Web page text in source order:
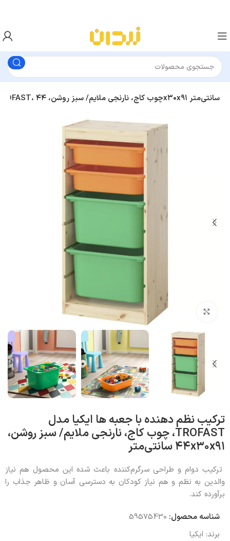
ترکیب نظم‌ دهنده با جعبه ها ایکیا مدل TROFAST، چوب کاج، نارنجی ملایم/ سبز روشن، ۴۴x۳۰x۹۱ سانتی‌متر
بزرگنمایی تصویر
ترکیب نظم‌ دهنده با جعبه ها ایکیا مدل
TROFAST، چوب کاج، نارنجی ملایم/ سبز روشن،
۴۴x۳۰x۹۱ سانتی‌متر
ترکیب دوام و طراحی سرگرم‌کننده باعث شده این محصول هم نیاز
والدین به نظم و هم نیاز کودکان به دسترسی آسان و ظاهر جذاب را
برآورده کند.
شناسه محصول: 59575430
برند: ایکیا